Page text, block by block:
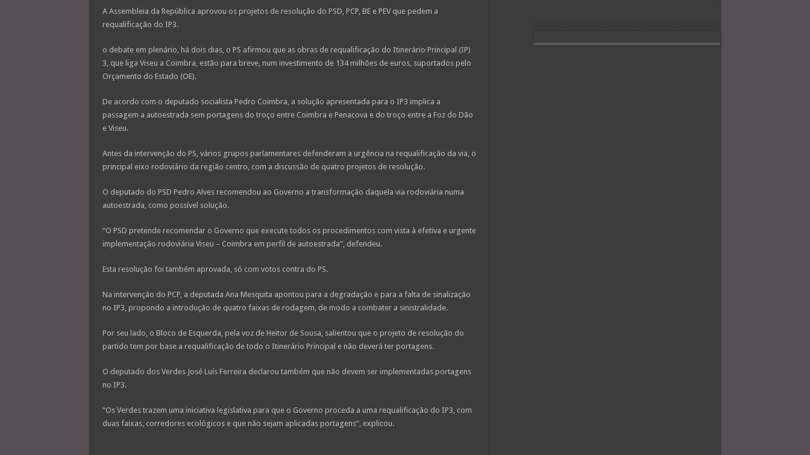
A Assembleia da República aprovou os projetos de resolução do PSD, PCP, BE e PEV que pedem a
requalificação do IP3.
o debate em plenário, há dois dias, o PS afirmou que as obras de requalificação do Itinerário Principal (IP)
3, que liga Viseu a Coimbra, estão para breve, num investimento de 134 milhões de euros, suportados pelo
Orçamento do Estado (OE).
De acordo com o deputado socialista Pedro Coimbra, a solução apresentada para o IP3 implica a
passagem a autoestrada sem portagens do troço entre Coimbra e Penacova e do troço entre a Foz do Dão
e Viseu.
Antes da intervenção do PS, vários grupos parlamentares defenderam a urgência na requalificação da via, o
principal eixo rodoviário da região centro, com a discussão de quatro projetos de resolução.
O deputado do PSD Pedro Alves recomendou ao Governo a transformação daquela via rodoviária numa
autoestrada, como possível solução.
“O PSD pretende recomendar o Governo que execute todos os procedimentos com vista à efetiva e urgente
implementação rodoviária Viseu – Coimbra em perfil de autoestrada”, defendeu.
Esta resolução foi também aprovada, só com votos contra do PS.
Na intervenção do PCP, a deputada Ana Mesquita apontou para a degradação e para a falta de sinalização
no IP3, propondo a introdução de quatro faixas de rodagem, de modo a combater a sinistralidade.
Por seu lado, o Bloco de Esquerda, pela voz de Heitor de Sousa, salientou que o projeto de resolução do
partido tem por base a requalificação de todo o Itinerário Principal e não deverá ter portagens.
O deputado dos Verdes José Luís Ferreira declarou também que não devem ser implementadas portagens
no IP3.
“Os Verdes trazem uma iniciativa legislativa para que o Governo proceda a uma requalificação do IP3, com
duas faixas, corredores ecológicos e que não sejam aplicadas portagens”, explicou.